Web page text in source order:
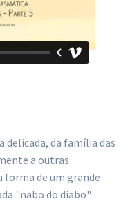
delicada, da família das
a outras
forma de um grande
"nabo do diabo".